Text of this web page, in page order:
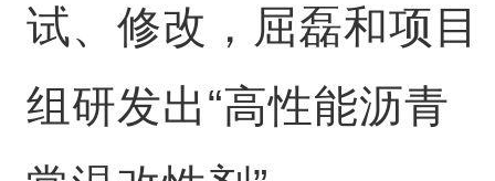
试、修改，屈磊和项目
组研发出“高性能沥青